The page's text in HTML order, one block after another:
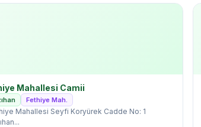
Mahallesi Camii
Fethiye Mah.
Mahallesi Seyfi Koryürek Cadde No: 1